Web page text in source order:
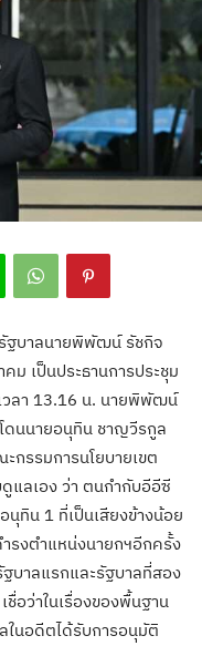
รัฐบาลนายพิพัฒน์ รัชกิจ
ม เป็นประธานการประชุม
วลา 13.16 น. นายพิพัฒน์
นนายอนุทิน ชาญวีรกูล
กรรมการนโยบายเขต
แลเอง ว่า ตนกำกับอีอีซี
นุทิน 1 ที่เป็นเสียงข้างน้อย
รงตำแหน่งนายกฯอีกครั้ง
บาลแรกและรัฐบาลที่สอง
อว่าในเรื่องของพื้นฐาน
ในอดีตได้รับการอนุมัติ